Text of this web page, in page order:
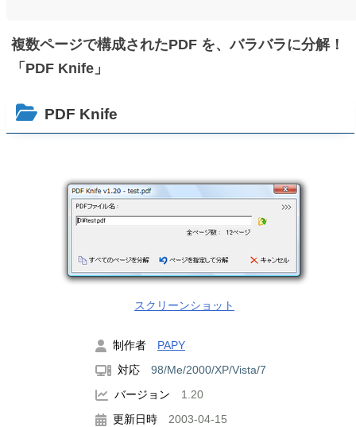
複数ページで構成されたPDF を、バラバラに分解！
「PDF Knife」
PDF Knife
スクリーンショット
制作者 PAPY
対応 98/Me/2000/XP/Vista/7
バージョン 1.20
更新日時 2003-04-15